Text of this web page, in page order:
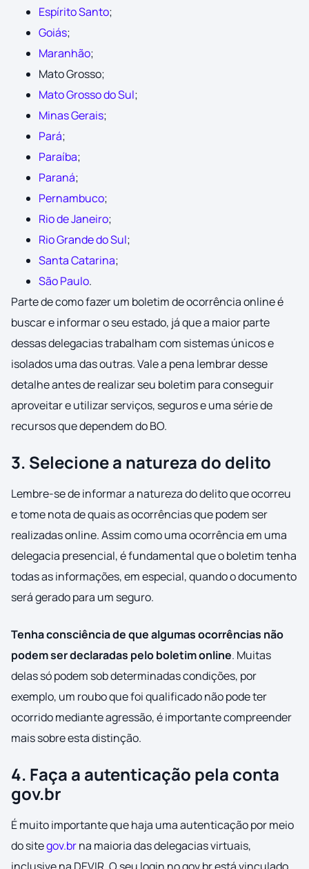
Espírito Santo;
Goiás;
Maranhão;
Mato Grosso;
Mato Grosso do Sul;
Minas Gerais;
Pará;
Paraíba;
Paraná;
Pernambuco;
Rio de Janeiro;
Rio Grande do Sul;
Santa Catarina;
São Paulo.
Parte de como fazer um boletim de ocorrência online é
buscar e informar o seu estado, já que a maior parte
dessas delegacias trabalham com sistemas únicos e
isolados uma das outras. Vale a pena lembrar desse
detalhe antes de realizar seu boletim para conseguir
aproveitar e utilizar serviços, seguros e uma série de
recursos que dependem do BO.
3. Selecione a natureza do delito
Lembre-se de informar a natureza do delito que ocorreu
e tome nota de quais as ocorrências que podem ser
realizadas online. Assim como uma ocorrência em uma
delegacia presencial, é fundamental que o boletim tenha
todas as informações, em especial, quando o documento
será gerado para um seguro.
Tenha consciência de que algumas ocorrências não
podem ser declaradas pelo boletim online. Muitas
delas só podem sob determinadas condições, por
exemplo, um roubo que foi qualificado não pode ter
ocorrido mediante agressão, é importante compreender
mais sobre esta distinção.
4. Faça a autenticação pela conta
gov.br
É muito importante que haja uma autenticação por meio
do sitegov.brna maioria das delegacias virtuais,